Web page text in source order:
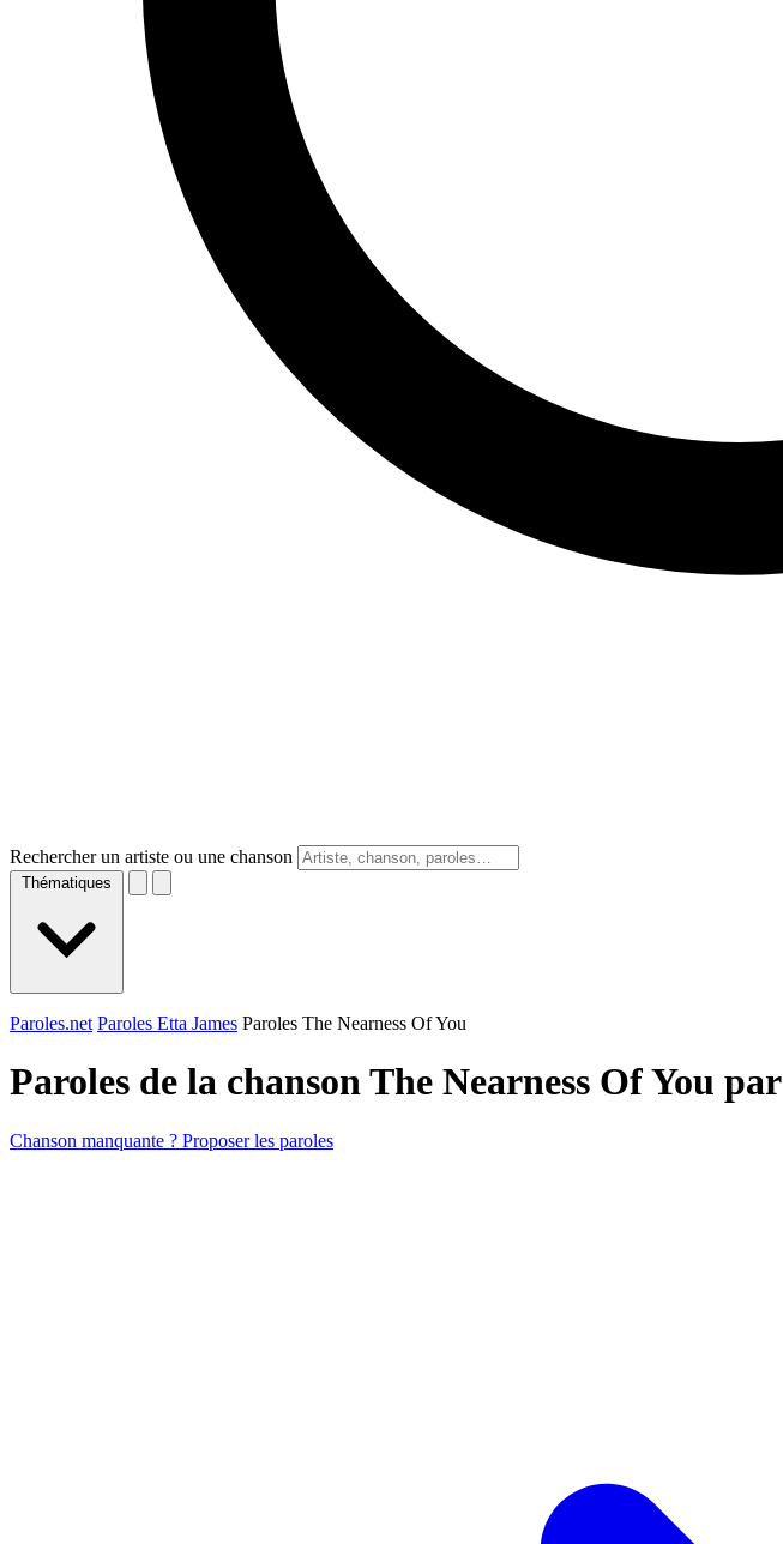
Rechercher un artiste ou une chanson
Thématiques
Paroles.net Paroles Etta James Paroles The Nearness Of You
Paroles de la chanson The Nearness Of You par
Chanson manquante ? Proposer les paroles